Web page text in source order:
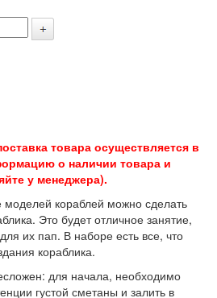
товара осуществляется в
о наличии товара и
у менеджера).
кораблей можно сделать
Это будет отличное занятие,
их пап. В наборе есть все, что
кораблика.
для начала, необходимо
густой сметаны и залить в